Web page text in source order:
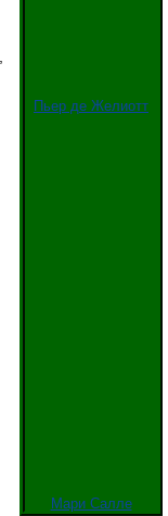
Пьер де Желиотт
Мари Салле